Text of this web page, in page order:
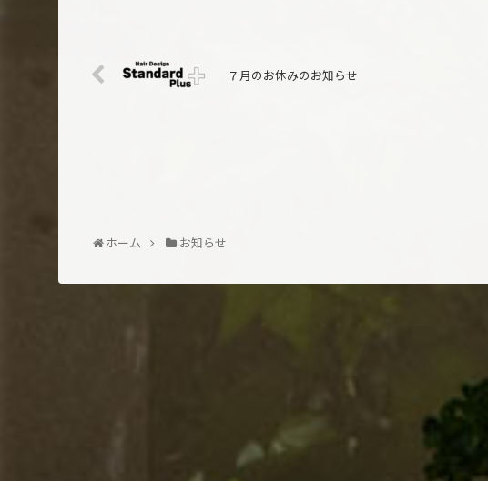
７月のお休みのお知らせ
ホーム お知らせ